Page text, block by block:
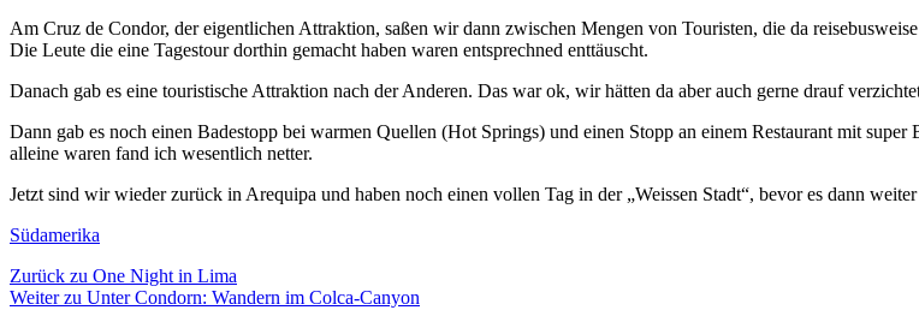
Am Cruz de Condor, der eigentlichen Attraktion, saßen wir dann zwischen Mengen von Touristen, die da
Die Leute die eine Tagestour dorthin gemacht haben waren entsprechned enttäuscht.
Danach gab es eine touristische Attraktion nach der Anderen. Das war ok, wir hätten da aber auch gerne drauf
Dann gab es noch einen Badestopp bei warmen Quellen (Hot Springs) und einen Stopp an einem Restaurant mit
alleine waren fand ich wesentlich netter.
Jetzt sind wir wieder zurück in Arequipa und haben noch einen vollen Tag in der „Weissen Stadt“, bevor es dann
Kategorien
Südamerika
Beitragsnavigation
Zurück zu Vorheriger
Beitrag:
One Night in Lima
Weiter zu Nächster
Unter Condorn: Wandern im Colca-Canyon